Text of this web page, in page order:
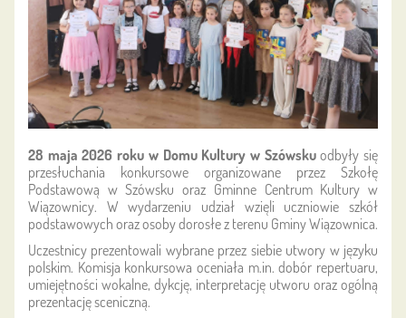
28 maja 2026 roku w Domu Kultury w Szówskuodbyły się
przesłuchania konkursowe organizowane przez Szkołę
Podstawową w Szówsku oraz Gminne Centrum Kultury w
Wiązownicy. W wydarzeniu udział wzięli uczniowie szkół
podstawowych oraz osoby dorosłe z terenu Gminy Wiązownica.
Uczestnicy prezentowali wybrane przez siebie utwory w języku
polskim. Komisja konkursowa oceniała m.in. dobór repertuaru,
umiejętności wokalne, dykcję, interpretację utworu oraz ogólną
prezentację sceniczną.